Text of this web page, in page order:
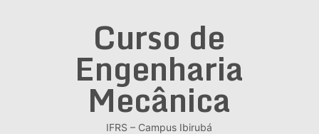
Curso de
Engenharia
Mecânica
IFRS – Campus Ibirubá